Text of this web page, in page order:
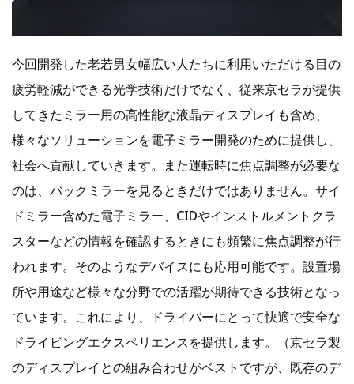
今回開発した老若男女幅広い人たちに利用いただける目の
疲労軽減ができる光学技術だけでなく、従来京セラが提供
してきたミラー用の高性能な液晶ディスプレイも含め、
様々なソリューションを電子ミラー開発のために提供し、
社会へ貢献していきます。また運転時に焦点調整が必要な
のは、バックミラーを見るときだけではありません。サイ
ドミラー含めた電子ミラー、CIDやインストルメントクラ
スターなどの情報を確認するときにも頻繁に焦点調整が行
われます。そのようなデバイスにも応用可能です。設置場
所や用途など様々な分野での活躍が期待できる技術となっ
ています。これにより、ドライバーにとって快適で安全な
ドライビングエクスペリエンスを提供します。（京セラ製
のディスプレイとの組み合わせがベストですが、既存のデ